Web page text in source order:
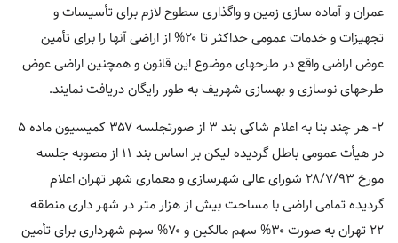
عمران و آماده سازی زمین و واگذاری سطوح لازم برای تأسیسات و
تجهیزات و خدمات عمومی حداکثر تا ۲۰% از اراضی آنها را برای تأمین
عوض اراضی واقع در طرحهای موضوع این قانون و همچنین اراضی عوض
طرحهای نوسازی و بهسازی شهریف به طور رایگان دریافت نمایند.
۲- هر چند بنا به اعلام شاکی بند ۳ از صورتجلسه ۳۵۷ کمیسیون ماده ۵
در هیأت عمومی باطل گردیده لیکن بر اساس بند ۱۱ از مصوبه جلسه
مورخ ۲۸/۷/۹۳ شورای عالی شهرسازی و معماری شهر تهران اعلام
گردیده تمامی اراضی با مساحت بیش از هزار متر در شهر داری منطقه
۲۲ تهران به صورت ۳۰% سهم مالکین و ۷۰% سهم شهرداری برای تأمین